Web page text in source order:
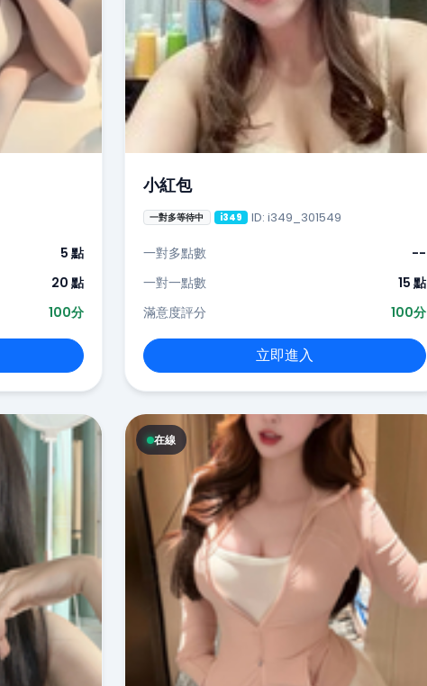
5 點
20 點
100分
小紅包
一對多等待中 i349 ID: i349_301549
一對多點數
--
一對一點數
15 點
滿意度評分
100分
立即進入
在線